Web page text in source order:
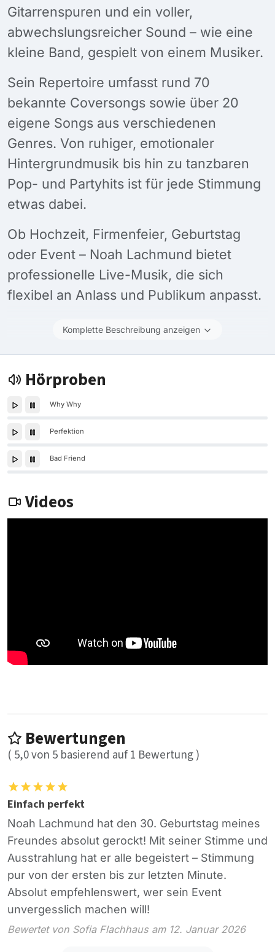
Gitarrenspuren und ein voller,
abwechslungsreicher Sound – wie eine
kleine Band, gespielt von einem Musiker.
Sein Repertoire umfasst rund 70
bekannte Coversongs sowie über 20
eigene Songs aus verschiedenen
Genres. Von ruhiger, emotionaler
Hintergrundmusik bis hin zu tanzbaren
Pop- und Partyhits ist für jede Stimmung
etwas dabei.
Ob Hochzeit, Firmenfeier, Geburtstag
oder Event – Noah Lachmund bietet
professionelle Live-Musik, die sich
flexibel an Anlass und Publikum anpasst.
Komplette Beschreibung anzeigen
Hörproben
Why Why
Perfektion
Bad Friend
Videos
Bewertungen
( 5,0von 5 basierend auf1 Bewertung )
Einfach perfekt
Noah Lachmund hat den 30. Geburtstag meines
Freundes absolut gerockt! Mit seiner Stimme und
Ausstrahlung hat er alle begeistert – Stimmung
pur von der ersten bis zur letzten Minute.
Absolut empfehlenswert, wer sein Event
unvergesslich machen will!
Bewertet von Sofia Flachhaus am 12. Januar 2026